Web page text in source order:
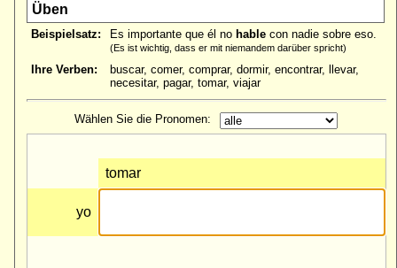
Üben
Beispielsatz: Es importante que él nohable con nadie sobre eso.
(Es ist wichtig, dass er mit niemandem darüber spricht)
Ihre Verben:
buscar, comer, comprar, dormir, encontrar, llevar,
necesitar, pagar, tomar, viajar
Wählen Sie die Pronomen: